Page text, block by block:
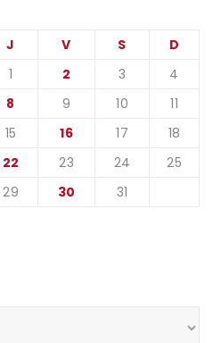
J V S
D
1
2 3
4
8 9 10
11
15 16 17
18
22 23 24
25
29 30
31